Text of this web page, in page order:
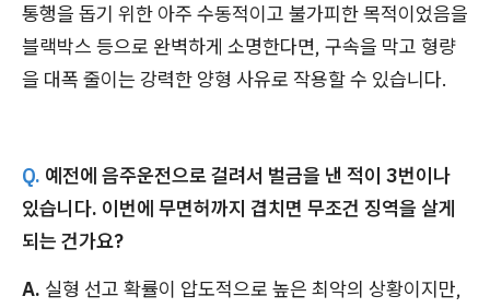
통행을 돕기 위한 아주 수동적이고 불가피한 목적이었음을
블랙박스 등으로 완벽하게 소명한다면, 구속을 막고 형량
을 대폭 줄이는 강력한 양형 사유로 작용할 수 있습니다.
Q. 예전에 음주운전으로 걸려서 벌금을 낸 적이 3번이나
있습니다. 이번에 무면허까지 겹치면 무조건 징역을 살게
되는 건가요?
A. 실형 선고 확률이 압도적으로 높은 최악의 상황이지만,